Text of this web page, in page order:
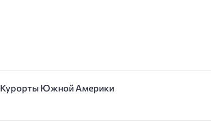
Курорты Южной Америки